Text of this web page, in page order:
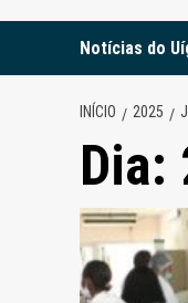
Notícias do
INÍCIO 2025
Dia: